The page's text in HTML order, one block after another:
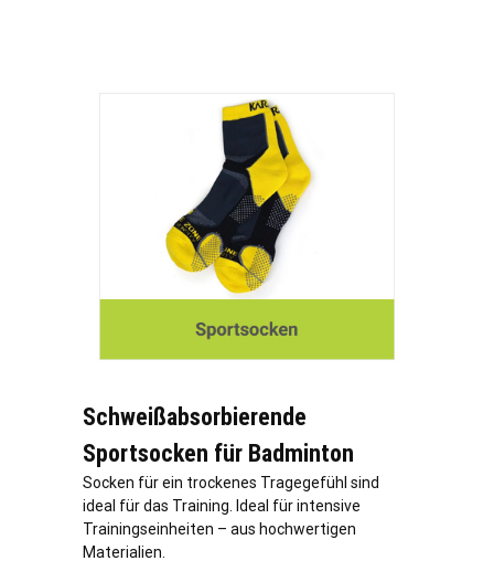
Schweißabsorbierende
Sportsocken für Badminton
Socken für ein trockenes Tragegefühl sind
ideal für das Training. Ideal für intensive
Trainingseinheiten – aus hochwertigen
Materialien.